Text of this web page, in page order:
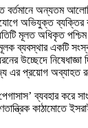
বর্তমানে অন্যতম
অভিযুক্ত ব্যক্তির
মূলত অধিকৃত পশ্চিম
ব্যবস্থার একটি
উচ্ছেদে নিষেধাজ্ঞা
এর প্রয়োগ অব্যাহত
ব্যবহার করে
কাঠামোতে